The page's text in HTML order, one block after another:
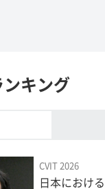
ンキング
CVIT 2026
日本におけ